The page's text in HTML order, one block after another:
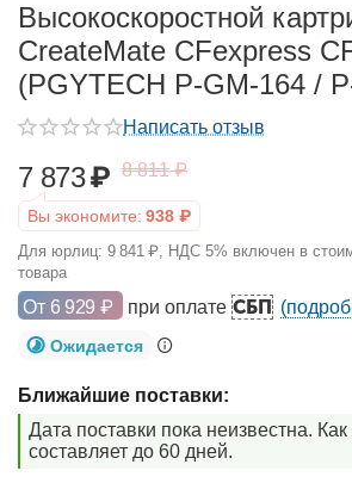
Высокоскоростной
CreateMate CFexpress
(PGYTECH P-GM-164 /
Написать отзыв
7 873₽ 8 811 ₽
Вы экономите: 938 ₽
Для юрлиц: 9 841 ₽, НДС 5% включен в
товара
От 6 929 ₽ при оплате СБП
Ожидается
Ближайшие поставки:
Дата поставки пока неизвестна.
составляет до 60 дней.